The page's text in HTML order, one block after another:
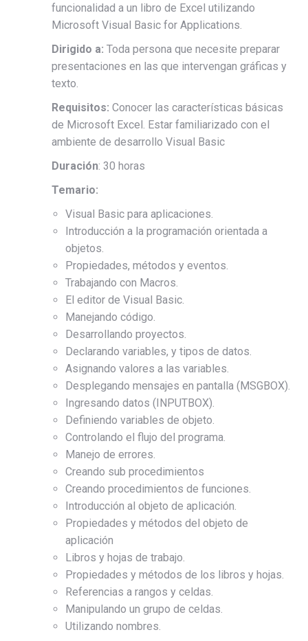
funcionalidad a un libro de Excel utilizando
Microsoft Visual Basic for Applications.
Dirigido a: Toda persona que necesite preparar
presentaciones en las que intervengan gráficas y
texto.
Requisitos: Conocer las características básicas
de Microsoft Excel. Estar familiarizado con el
ambiente de desarrollo Visual Basic
Duración: 30 horas
Temario:
Visual Basic para aplicaciones.
Introducción a la programación orientada a
objetos.
Propiedades, métodos y eventos.
Trabajando con Macros.
El editor de Visual Basic.
Manejando código.
Desarrollando proyectos.
Declarando variables, y tipos de datos.
Asignando valores a las variables.
Desplegando mensajes en pantalla (MSGBOX).
Ingresando datos (INPUTBOX).
Definiendo variables de objeto.
Controlando el flujo del programa.
Manejo de errores.
Creando sub procedimientos
Creando procedimientos de funciones.
Introducción al objeto de aplicación.
Propiedades y métodos del objeto de
aplicación
Libros y hojas de trabajo.
Propiedades y métodos de los libros y hojas.
Referencias a rangos y celdas.
Manipulando un grupo de celdas.
Utilizando nombres.